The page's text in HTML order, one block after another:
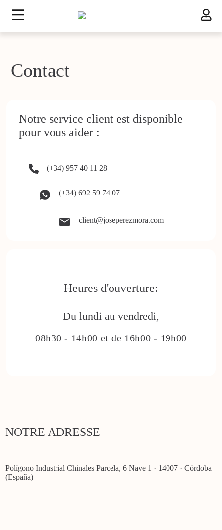
Contact
Notre service client est disponible
pour vous aider :
(+34) 957 40 11 28
(+34) 692 59 74 07
client@joseperezmora.com
Heures d'ouverture:
Du lundi au vendredi,
08h30 - 14h00 et de 16h00 - 19h00
NOTRE ADRESSE
Polígono Industrial Chinales Parcela, 6 Nave 1 · 14007 · Córdoba
(España)